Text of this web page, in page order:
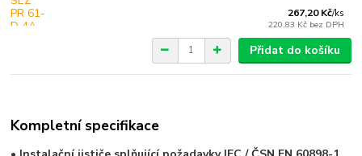
267,20 Kč/ks
220,83 Kč bez DPH
Přidat do košíku
Kompletní specifikace